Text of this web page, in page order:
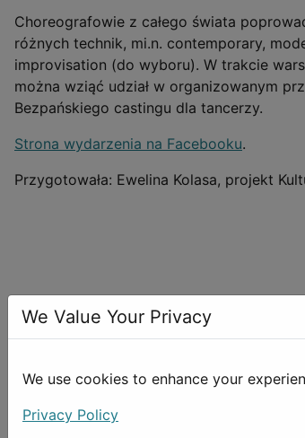
Choreografowie z całego świata
różnych technik, mi.n. contemporary,
improvisation (do wyboru). W trakcie
można wziąć udział w organizowanym
Bezpańskiego castingu dla tancerzy.
Strona wydarzenia na Facebooku.
Przygotowała: Ewelina Kolasa, projekt
We Value Your Privacy
We use cookies to enhance your
Privacy Policy